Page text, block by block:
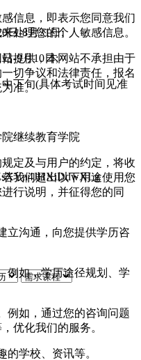
-8月31日;
-9月10日;
下旬(具体考试时间见准
继续教育学院
信息，即表示您同意我们
处理您的个人敏感信息。
提供，本网站不承担由于
切争议和法律责任，报名
准。
定及与用户的约定，将收
我们超出以下用途使用您
行说明，并征得您的同
立沟通，向您提供学历咨
例如，学历途径规划、学
例如，通过您的咨询问题
优化我们的服务。
的学校、资讯等。